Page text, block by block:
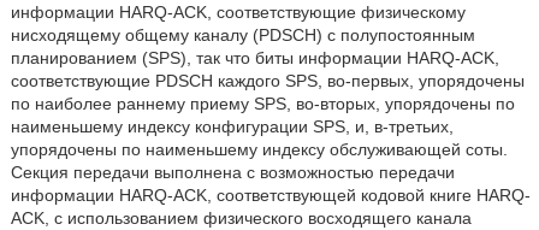
информации HARQ-ACK, соответствующие физическому
нисходящему общему каналу (PDSCH) с полупостоянным
планированием (SPS), так что биты информации HARQ-ACK,
соответствующие PDSCH каждого SPS, во-первых, упорядочены
по наиболее раннему приему SPS, во-вторых, упорядочены по
наименьшему индексу конфигурации SPS, и, в-третьих,
упорядочены по наименьшему индексу обслуживающей соты.
Секция передачи выполнена с возможностью передачи
информации HARQ-ACK, соответствующей кодовой книге HARQ-
ACK, с использованием физического восходящего канала